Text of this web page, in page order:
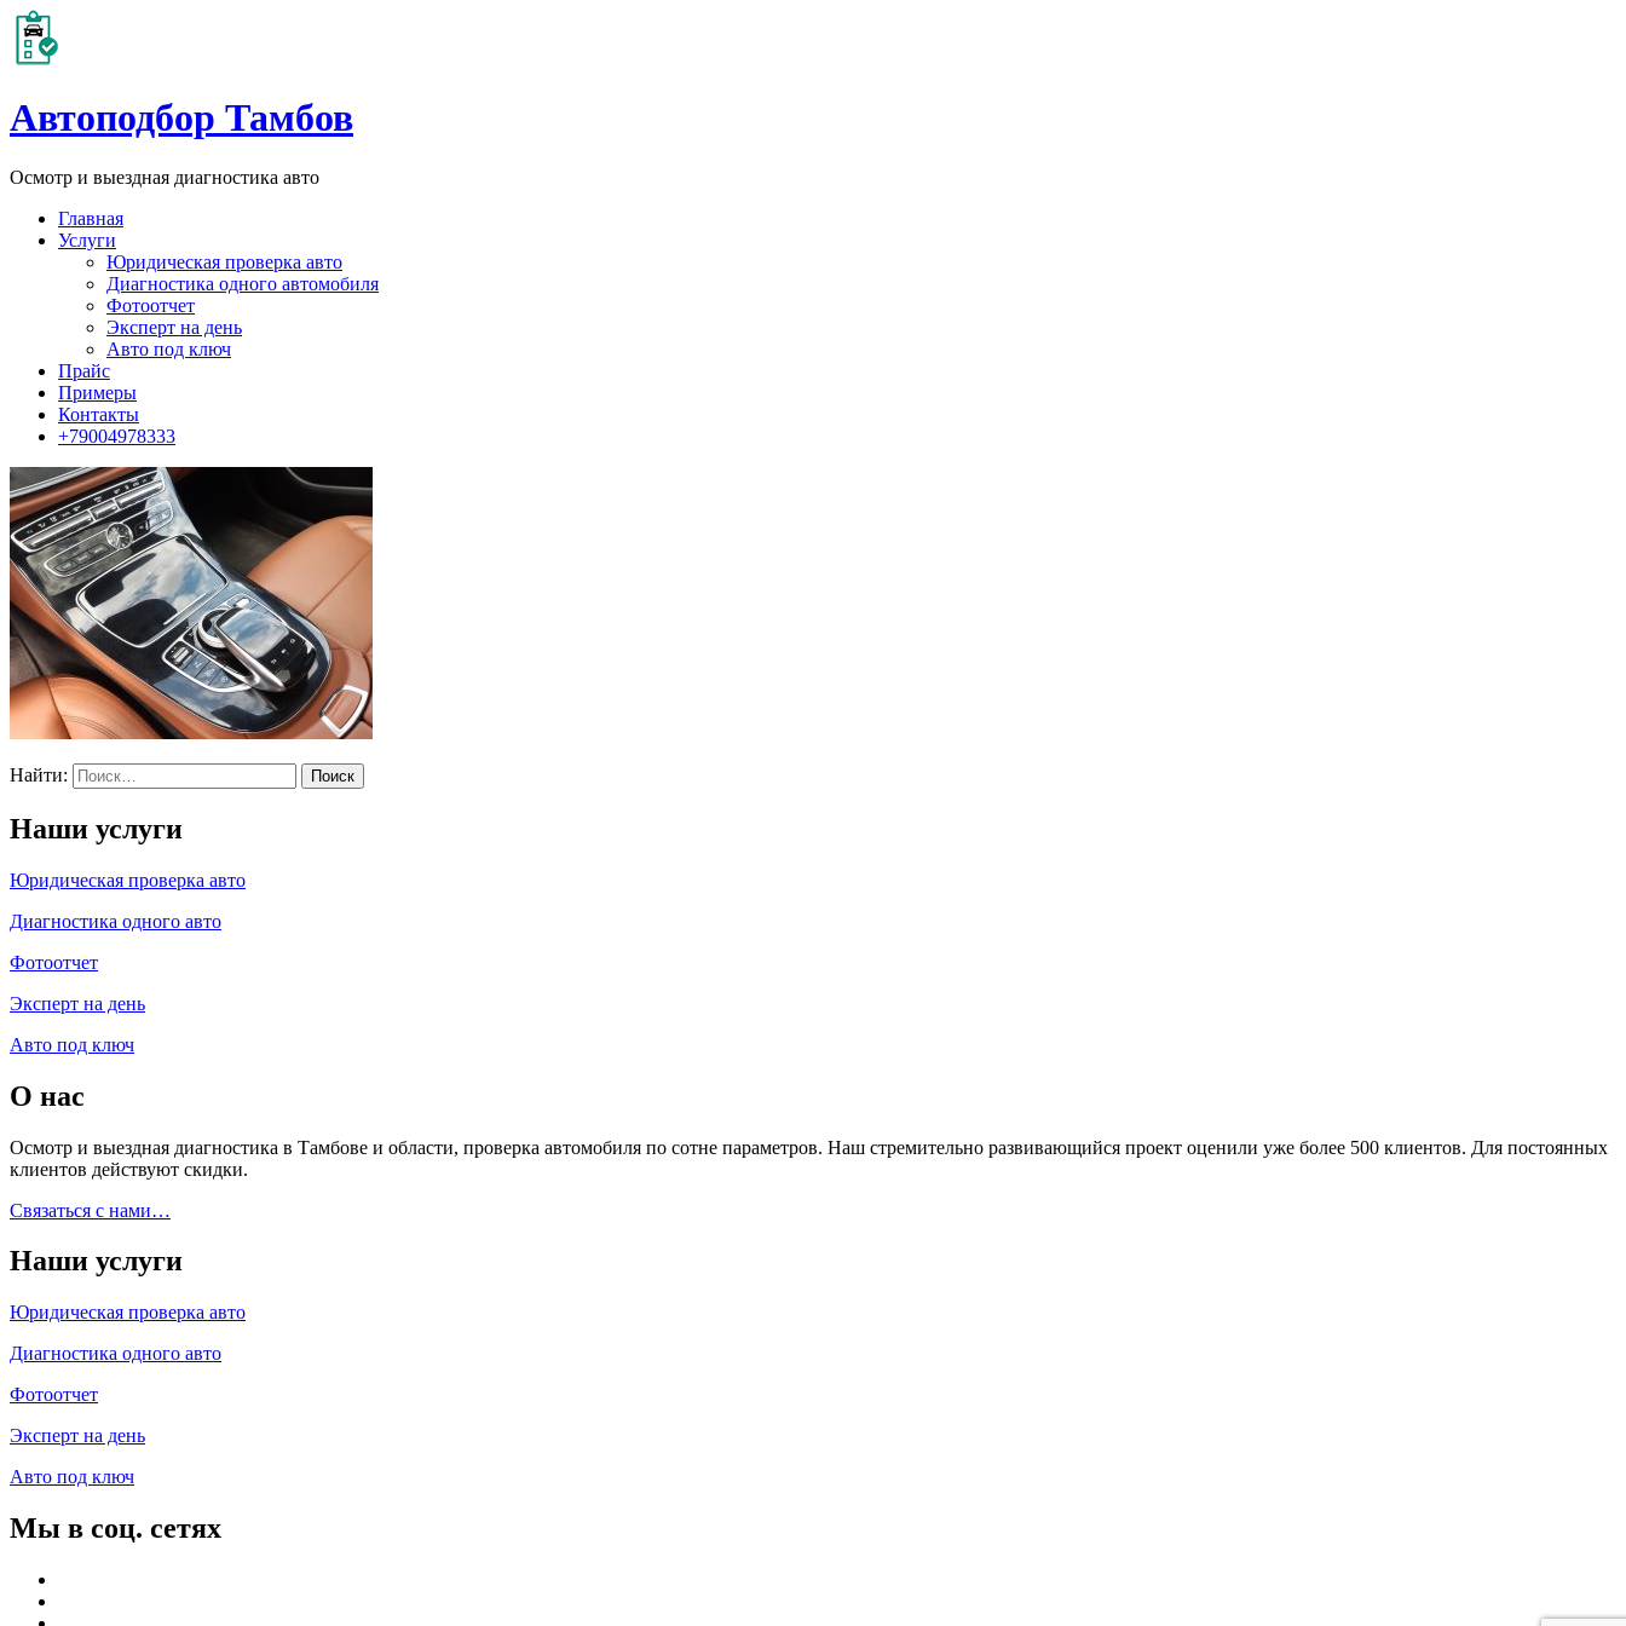
Автоподбор Тамбов
Осмотр и выездная диагностика авто
Главная
Услуги
Юридическая проверка авто
Диагностика одного автомобиля
Фотоотчет
Эксперт на день
Авто под ключ
Прайс
Примеры
Контакты
+79004978333
Найти:
Наши услуги
Юридическая проверка авто
Диагностика одного авто
Фотоотчет
Эксперт на день
Авто под ключ
О нас
Осмотр и выездная диагностика в Тамбове и области, проверка автомобиля по сотне параметров. Наш стремительно развивающийся проект оценили уже более 500 клиентов. Для постоянных
клиентов действуют скидки.
Связаться с нами…
Наши услуги
Юридическая проверка авто
Диагностика одного авто
Фотоотчет
Эксперт на день
Авто под ключ
Мы в соц. сетях